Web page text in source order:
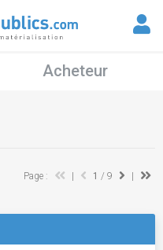
Acheteur
Page : 1 / 9